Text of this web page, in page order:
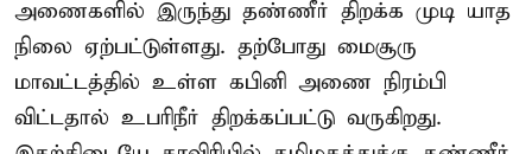
அணைகளில் இருந்து தண்ணீர் திறக்க முடி யாத
நிலை ஏற்பட்டுள்ளது. தற்போது மைசூரு
மாவட்டத்தில் உள்ள கபினி அணை நிரம்பி
விட்டதால் உபரிநீர் திறக்கப்பட்டு வருகிறது.